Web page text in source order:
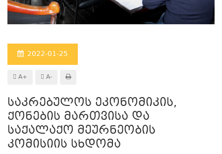
2022-01-25
A+ A-
საკრებულოს ეკონომიკის,
ქონების მართვისა და
საქალაქო მეურნეობის
კომისიის სხდომა